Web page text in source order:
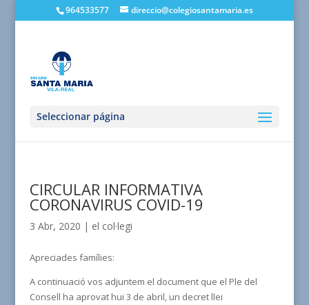
964533577 direccio@colegiosantamaria.es
Seleccionar página
CIRCULAR INFORMATIVA
CORONAVIRUS COVID-19
3 Abr, 2020 | el col·legi
Apreciades famílies:
A continuació vos adjuntem el document que el Ple del
Consell ha aprovat hui 3 de abril, un decret llei